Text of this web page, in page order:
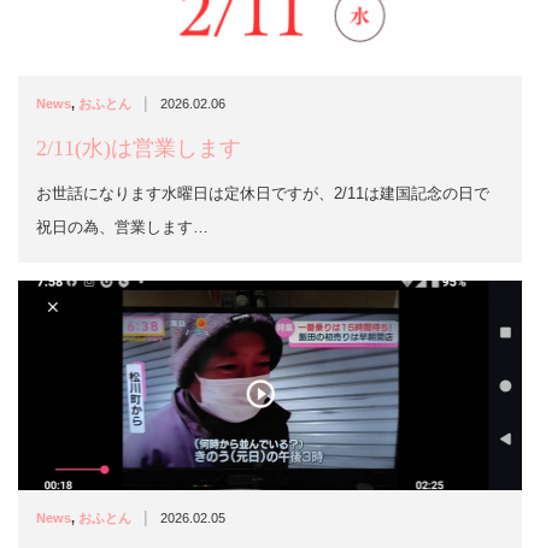
News, おふとん | 2026.02.06
2/11(水)は営業します
お世話になります水曜日は定休日ですが、2/11は建国記念の日で
祝日の為、営業します…
News, おふとん | 2026.02.05